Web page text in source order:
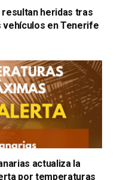
heridas tras
vehículos en Tenerife
actualiza la
por temperaturas